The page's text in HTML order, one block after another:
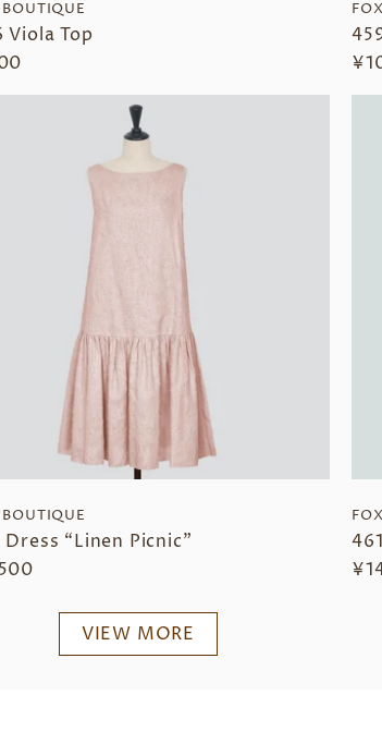
Viola Top
Dress “Linen Picnic”
VIEW MORE